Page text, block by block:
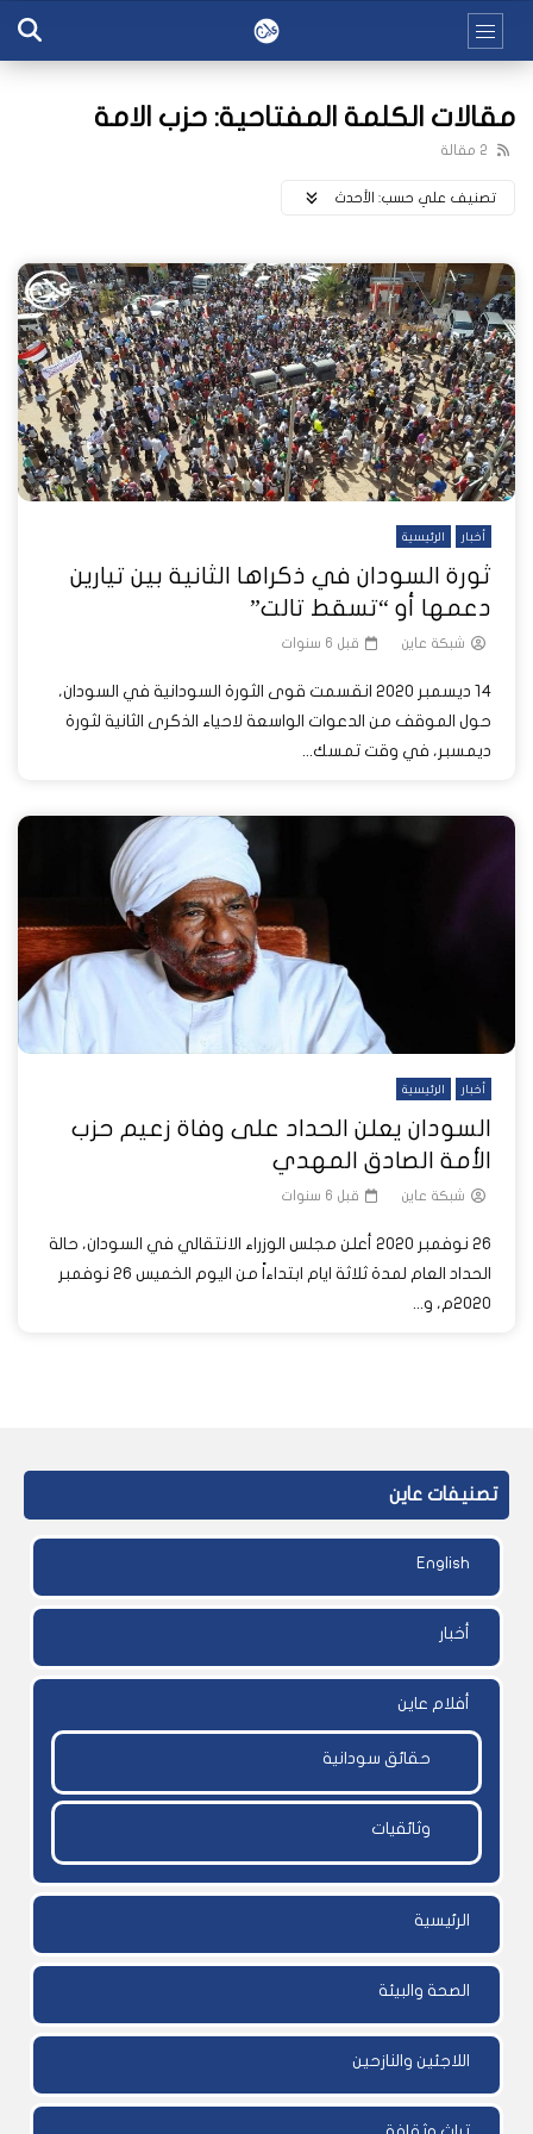
مقالات الكلمة المفتاحية: حزب الامة
2 مقالة
تصنيف علي حسب: اﻷحدث
أخبار الرئيسية
ثورة السودان في ذكراها الثانية بين تيارين
دعمها أو “تسقط تالت”
شبكة عاين قبل 6 سنوات
14 ديسمبر 2020 انقسمت قوى الثورة السودانية في السودان،
حول الموقف من الدعوات الواسعة لاحياء الذكرى الثانية لثورة
ديمسبر، في وقت تمسك...
أخبار الرئيسية
السودان يعلن الحداد على وفاة زعيم حزب
الأمة الصادق المهدي
شبكة عاين قبل 6 سنوات
26 نوفمبر 2020 أعلن مجلس الوزراء الانتقالي في السودان، حالة
الحداد العام لمدة ثلاثة ايام ابتداءاً من اليوم الخميس ٢٦ نوفمبر
٢٠٢٠م، و...
تصنيفات عاين
English
أخبار
أفلام عاين
حقائق سودانية
وثائقيات
الرئيسية
الصحة والبيئة
اللاجئين والنازحين